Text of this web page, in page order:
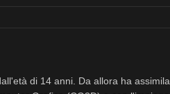
di 14 anni. Da allora ha